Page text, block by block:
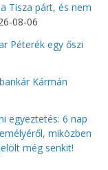
Tisza párt, és nem
08-06
Péterék egy őszi
Kármán
egyeztetés: 6 nap
miközben
még senkit!